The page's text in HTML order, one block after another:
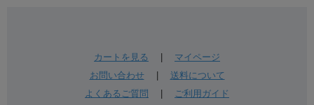
カートを見る
マイページ
お問い合わせ| 送料について
よくあるご質問
ご利用ガイド